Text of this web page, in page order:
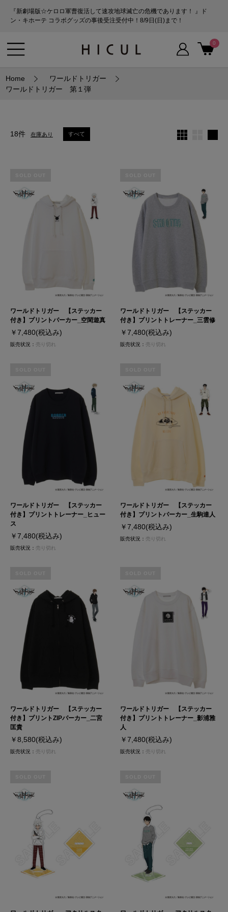
『新劇場版☆ケロロ軍曹復活して速攻地球滅亡の危機であります！ 』ド
ン・キホーテ コラボグッズの事後受注受付中！8/9日(日)まで！
0
Home
ワールドトリガー
ワールドトリガー 第１弾
18件 在庫あり すべて
ワールドトリガー 【ステッカー
付き】プリントパーカー_空閑遊真
￥7,480(税込み)
販売状況： 売り切れ
ワールドトリガー 【ステッカー
付き】プリントトレーナー_三雲修
￥7,480(税込み)
販売状況：売り切れ
ワールドトリガー 【ステッカー
付き】プリントトレーナー_ヒュー
ス
￥7,480(税込み)
販売状況： 売り切れ
ワールドトリガー 【ステッカー
付き】プリントパーカー_生駒達人
￥7,480(税込み)
販売状況：売り切れ
ワールドトリガー 【ステッカー
付き】プリントZIPパーカー_二宮
匡貴
￥8,580(税込み)
販売状況： 売り切れ
ワールドトリガー 【ステッカー
付き】プリントトレーナー_影浦雅
人
￥7,480(税込み)
販売状況：売り切れ